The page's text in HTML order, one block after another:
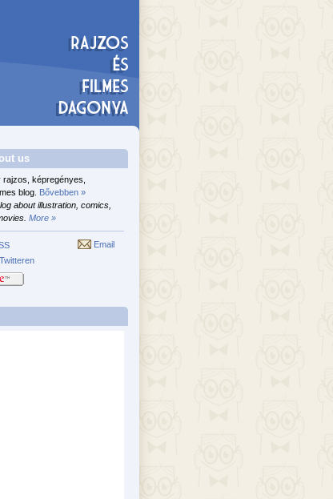
us
rajzos, képregényes,
blog. Bővebben »
about illustration, comics,
More »
Email